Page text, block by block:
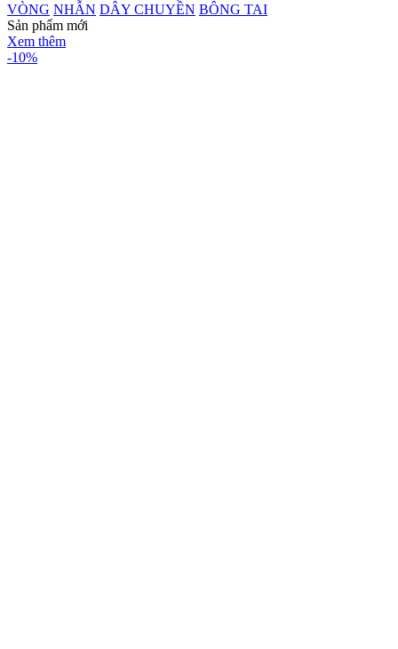
VÒNG NHẪN DÂY CHUYỀN BÔNG TAI
Sản phẩm mới
Xem thêm
-10%